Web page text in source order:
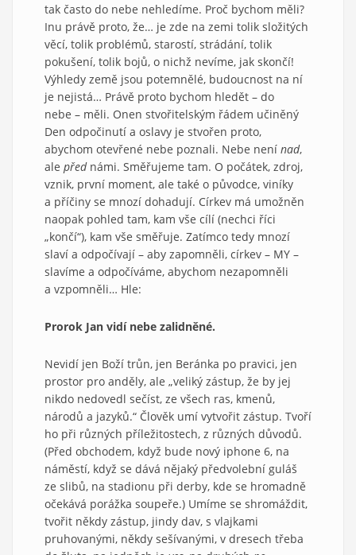
tak často do nebe nehledíme. Proč bychom měli?
Inu právě proto, že… je zde na zemi tolik složitých
věcí, tolik problémů, starostí, strádání, tolik
pokušení, tolik bojů, o nichž nevíme, jak skončí!
Výhledy země jsou potemnělé, budoucnost na ní
je nejistá… Právě proto bychom hledět – do
nebe – měli. Onen stvořitelským řádem učiněný
Den odpočinutí a oslavy je stvořen proto,
abychom otevřené nebe poznali. Nebe není nad,
ale přednámi. Směřujeme tam. O počátek, zdroj,
vznik, první moment, ale také o původce, viníky
a příčiny se mnozí dohadují. Církev má umožněn
naopak pohled tam, kam vše cílí (nechci říci
„končí“), kam vše směřuje. Zatímco tedy mnozí
slaví a odpočívají – aby zapomněli, církev – MY –
slavíme a odpočíváme, abychom nezapomněli
a vzpomněli… Hle:
Prorok Jan vidí nebe zalidněné.
Nevidí jen Boží trůn, jen Beránka po pravici, jen
prostor pro anděly, ale „veliký zástup, že by jej
nikdo nedovedl sečíst, ze všech ras, kmenů,
národů a jazyků.“ Člověk umí vytvořit zástup. Tvoří
ho při různých příležitostech, z různých důvodů.
(Před obchodem, když bude nový iphone 6, na
náměstí, když se dává nějaký předvolební guláš
ze slibů, na stadionu při derby, kde se hromadně
očekává porážka soupeře.) Umíme se shromáždit,
tvořit někdy zástup, jindy dav, s vlajkami
pruhovanými, někdy sešívanými, v dresech třeba